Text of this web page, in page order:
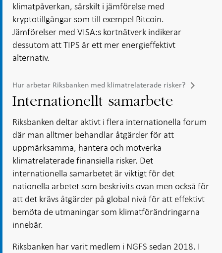
klimatpåverkan, särskilt i jämförelse med
kryptotillgångar som till exempel Bitcoin.
Jämförelser med VISA:s kortnätverk indikerar
dessutom att TIPS är ett mer energieffektivt
alternativ.
Hur arbetar Riksbanken med klimatrelaterade risker?
Internationellt samarbete
Riksbanken deltar aktivt i flera internationella forum
där man alltmer behandlar åtgärder för att
uppmärksamma, hantera och motverka
klimatrelaterade finansiella risker. Det
internationella samarbetet är viktigt för det
nationella arbetet som beskrivits ovan men också för
att det krävs åtgärder på global nivå för att effektivt
bemöta de utmaningar som klimatförändringarna
innebär.
Riksbanken har varit medlem i NGFS sedan 2018. I